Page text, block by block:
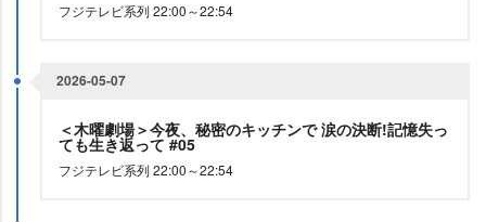
フジテレビ系列 22:00～22:54
2026-05-07
＜木曜劇場＞今夜、秘密のキッチンで 涙の決断!記憶失っ
ても生き返って #05
フジテレビ系列 22:00～22:54